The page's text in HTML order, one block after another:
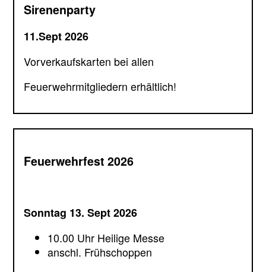
Sirenenparty
11.Sept 2026
Vorverkaufskarten bei allen
Feuerwehrmitgliedern erhältlich!
Feuerwehrfest 2026
Sonntag 13. Sept 2026
10.00 Uhr Heilige Messe
anschl. Frühschoppen